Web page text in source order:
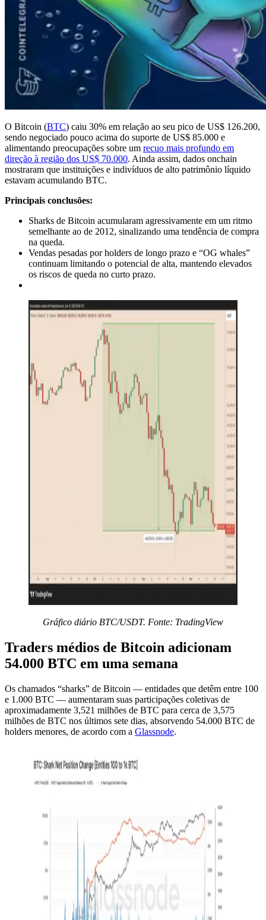
O Bitcoin (BTC) caiu 30% em relação ao seu pico de US$ 126.200,
sendo negociado pouco acima do suporte de US$ 85.000 e
alimentando preocupações sobre um recuo mais profundo em
direção à região dos US$ 70.000. Ainda assim, dados onchain
mostraram que instituições e indivíduos de alto patrimônio líquido
estavam acumulando BTC.
Principais conclusões:
Sharks de Bitcoin acumularam agressivamente em um ritmo
semelhante ao de 2012, sinalizando uma tendência de compra
na queda.
Vendas pesadas por holders de longo prazo e “OG whales”
continuam limitando o potencial de alta, mantendo elevados
os riscos de queda no curto prazo.
Gráfico diário BTC/USDT. Fonte: TradingView
Traders médios de Bitcoin adicionam
54.000 BTC em uma semana
Os chamados “sharks” de Bitcoin — entidades que detêm entre 100
e 1.000 BTC — aumentaram suas participações coletivas de
aproximadamente 3,521 milhões de BTC para cerca de 3,575
milhões de BTC nos últimos sete dias, absorvendo 54.000 BTC de
holders menores, de acordo com a Glassnode.